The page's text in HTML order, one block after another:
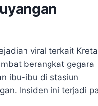
viral terkait
berangkat gegara
ibu-ibu di stasiun
Insiden ini terjadi